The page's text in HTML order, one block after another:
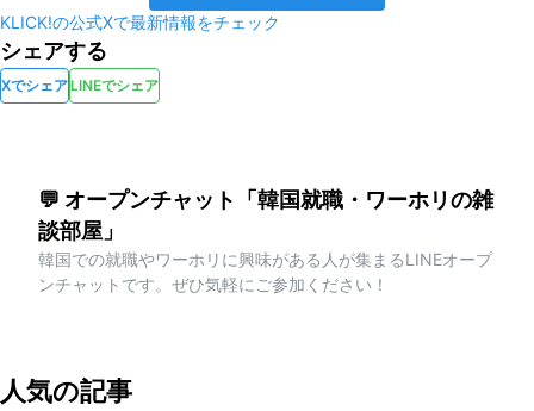
KLICK!の公式Xで最新情報をチェック
シェアする
XでシェアLINEでシェア
💬 オープンチャット「韓国就職・ワーホリの雑
談部屋」
韓国での就職やワーホリに興味がある人が集まるLINEオープ
ンチャットです。ぜひ気軽にご参加ください！
人気の記事